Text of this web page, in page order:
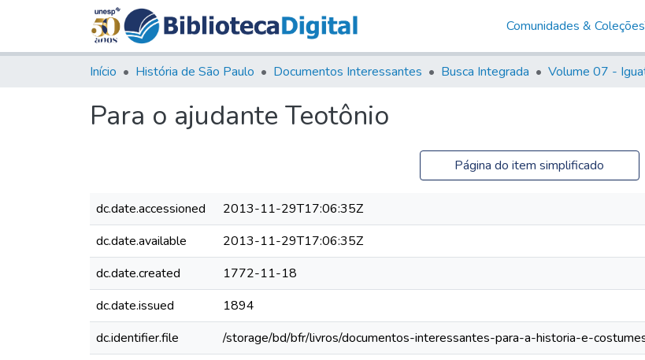
Comunidades & Coleções
Início História de São Paulo Documentos Interessantes Busca Integrada Volume 07 -
Para o ajudante Teotônio
Página do item simplificado
dc.date.accessioned
2013-11-29T17:06:35Z
dc.date.available
2013-11-29T17:06:35Z
dc.date.created
1772-11-18
dc.date.issued
1894
dc.identifier.file
/storage/bd/bfr/livros/documentos-interessantes-para-a-historia-e-